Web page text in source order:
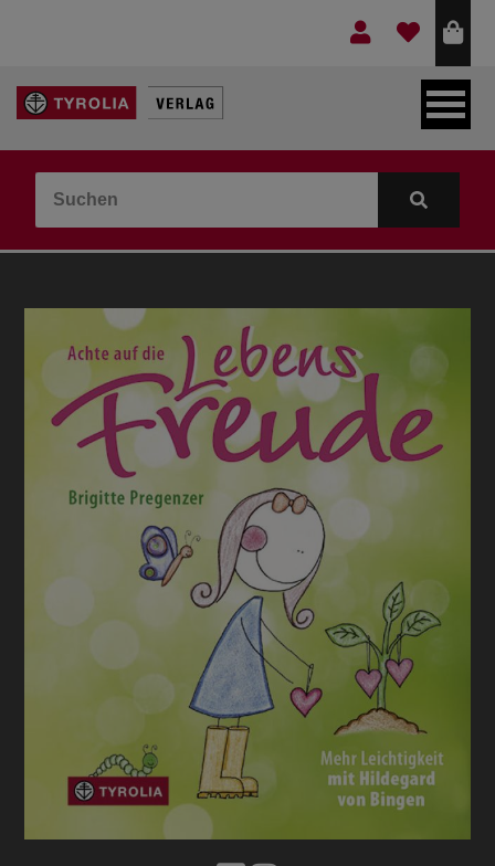
LEBEN & GLAUBE
KINDER- & JUGENDBUCH
VERLAG
IDEEN & BEGLEITMATERIAL